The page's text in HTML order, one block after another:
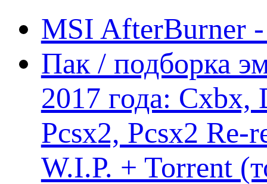
MSI AfterBurner
Пак / подборка
2017 года:
Pcsx2, Pcsx2
W.I.P. + Torrent